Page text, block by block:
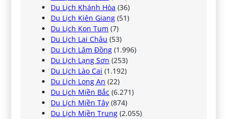
Du Lịch Khánh Hòa (36)
Du Lịch Kiên Giang (51)
Du Lịch Kon Tum (7)
Du Lịch Lai Châu (53)
Du Lịch Lâm Đồng (1.996)
Du Lịch Lạng Sơn (253)
Du Lịch Lào Cai (1.192)
Du Lịch Long An (22)
Du Lịch Miền Bắc (6.271)
Du Lịch Miền Tây (874)
Du Lịch Miền Trung (2.055)